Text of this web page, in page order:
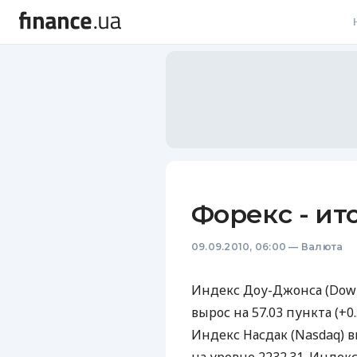
Форекс -
09.09.2010, 06:00 — Валюта
Индекс Доу-Джонса
вырос на 57.03 пункта
Индекс Насдак (Nasdaq)